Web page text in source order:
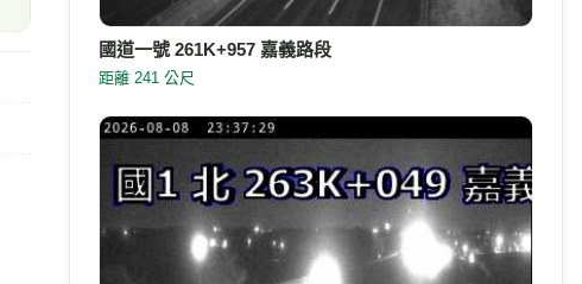
國道一號 261K+957 嘉義路段
距離 241 公尺